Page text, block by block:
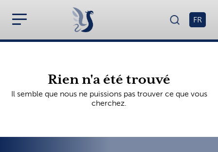
FR
Rien n'a été trouvé
Il semble que nous ne puissions pas trouver ce que vous
cherchez.